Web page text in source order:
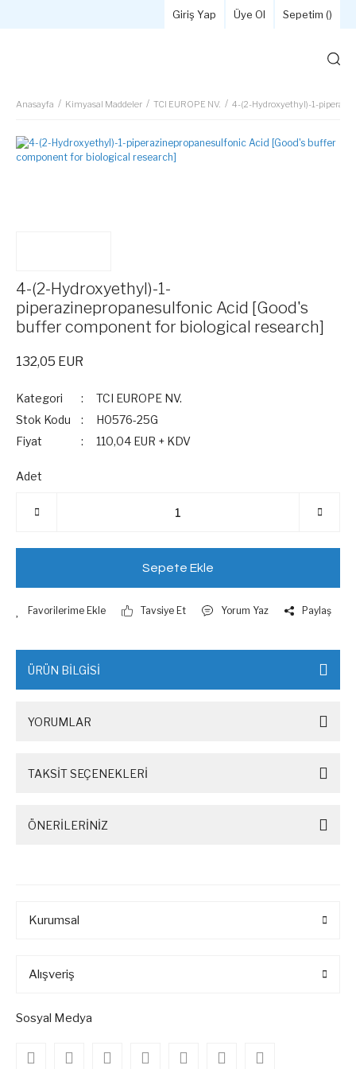
Giriş Yap Üye Ol Sepetim ()
Anasayfa Kimyasal Maddeler TCI EUROPE NV. 4-(2-Hydroxyethyl)-1-
4-(2-Hydroxyethyl)-1-
piperazinepropanesulfonic Acid [Good's
buffer component for biological research]
132,05 EUR
Kategori
TCI EUROPE NV.
Stok Kodu
H0576-25G
Fiyat
110,04 EUR + KDV
Adet
Sepete Ekle
Tavsiye Et Yorum Yaz Paylaş
ÜRÜN BİLGİSİ
YORUMLAR
TAKSİT SEÇENEKLERİ
ÖNERİLERİNİZ
Kurumsal
Alışveriş
Sosyal Medya